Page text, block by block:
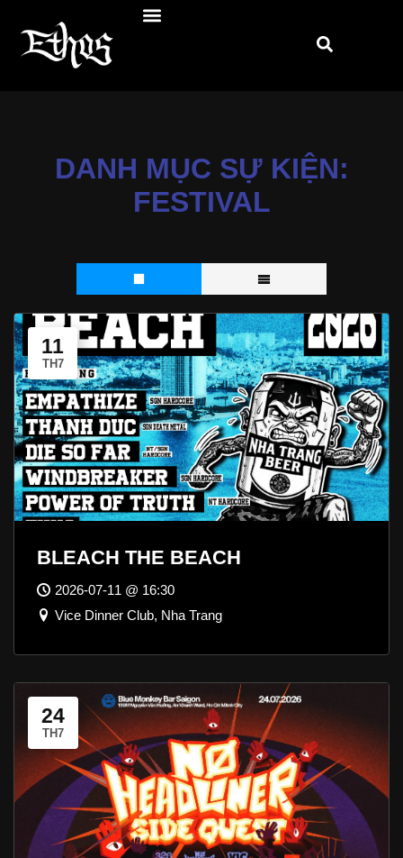
DANH MỤC SỰ KIỆN:
FESTIVAL
11
TH7
BLEACH THE BEACH
2026-07-11 @ 16:30
Vice Dinner Club, Nha Trang
24
TH7